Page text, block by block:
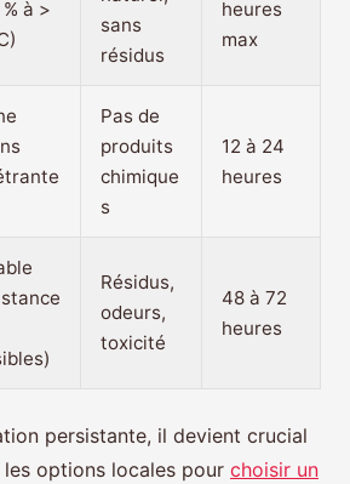
à >
sans
résidus
heures
max
Pas de
produits
chimique
s
12 à 24
heures
Résidus,
odeurs,
toxicité
48 à 72
heures
persistante, il devient crucial
options locales pour choisir un